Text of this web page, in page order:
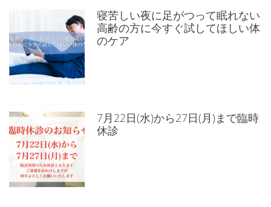
寝苦しい夜に足がつって眠れない
高齢の方に今すぐ試してほしい体
のケア
7月22日(水)から27日(月)まで臨時
休診